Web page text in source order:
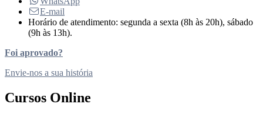
E-mail
Horário de atendimento: segunda a sexta (8h às 20h), sábado
(9h às 13h).
Foi aprovado?
Envie-nos a sua história
Cursos Online